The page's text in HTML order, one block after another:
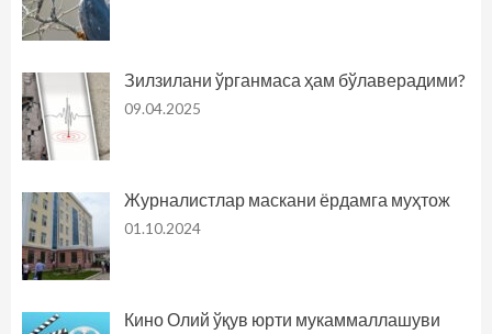
Зилзилани ўрганмаса ҳам бўлаверадими?
09.04.2025
Журналистлар маскани ёрдамга муҳтож
01.10.2024
Кино Олий ўқув юрти мукаммаллашуви